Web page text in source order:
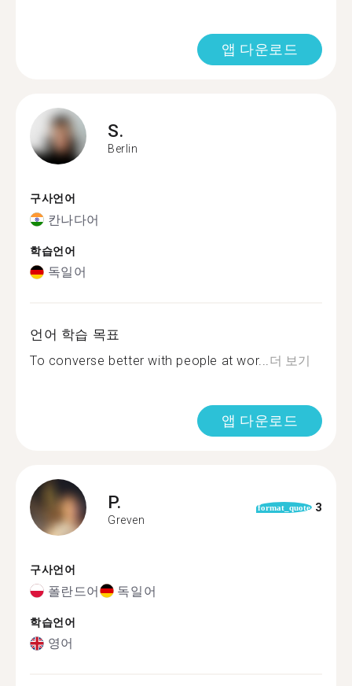
앱 다운로드
S.
Berlin
구사언어
칸나다어
학습언어
독일어
언어 학습 목표
To converse better with people at wor...더 보기
앱 다운로드
P.
Greven
format_quote 3
구사언어
폴란드어 독일어
학습언어
영어